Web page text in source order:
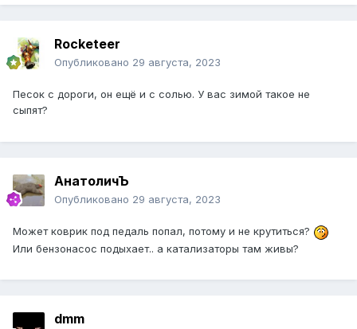
Rocketeer
Опубликовано 29 августа, 2023
Песок с дороги, он ещё и с солью. У вас зимой такое не
сыпят?
АнатоличЪ
Опубликовано 29 августа, 2023
Может коврик под педаль попал, потому и не крутиться?
Или бензонасос подыхает.. а катализаторы там живы?
dmm